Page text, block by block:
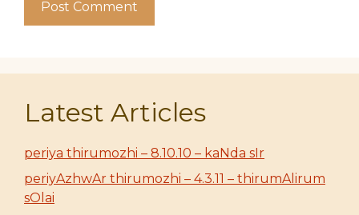
Latest Articles
periya thirumozhi – 8.10.10 – kaNda sIr
periyAzhwAr thirumozhi – 4.3.11 – thirumAlirum
sOlai